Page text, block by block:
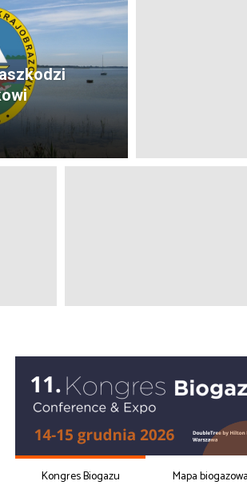
Kongres Biogazu Mapa biogazowa